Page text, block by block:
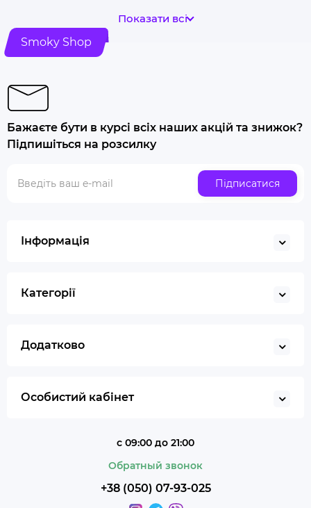
Гріндери
Ковпак для куріння
Купити папір для самокруток
Попільничка
Купити люльку для куріння
Люлька для куріння набір
Купити ювелірні ваги
Гільйотина для сигар
Показати всі
Smoky Shop
Бажаєте бути в курсі всіх наших акцій та знижок?
Підпишіться на розсилку
Підписатися
Інформація
Категорії
Додатково
Особистий кабінет
с 09:00 до 21:00
Обратный звонок
+38 (050) 07-93-025